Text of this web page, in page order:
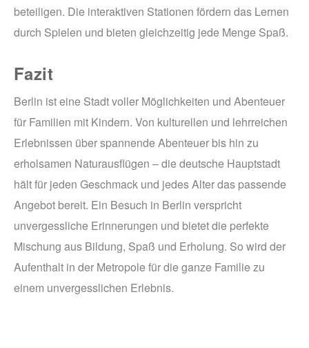
beteiligen. Die interaktiven Stationen fördern das Lernen
durch Spielen und bieten gleichzeitig jede Menge Spaß.
Fazit
Berlin ist eine Stadt voller Möglichkeiten und Abenteuer
für Familien mit Kindern. Von kulturellen und lehrreichen
Erlebnissen über spannende Abenteuer bis hin zu
erholsamen Naturausflügen – die deutsche Hauptstadt
hält für jeden Geschmack und jedes Alter das passende
Angebot bereit. Ein Besuch in Berlin verspricht
unvergessliche Erinnerungen und bietet die perfekte
Mischung aus Bildung, Spaß und Erholung. So wird der
Aufenthalt in der Metropole für die ganze Familie zu
einem unvergesslichen Erlebnis.